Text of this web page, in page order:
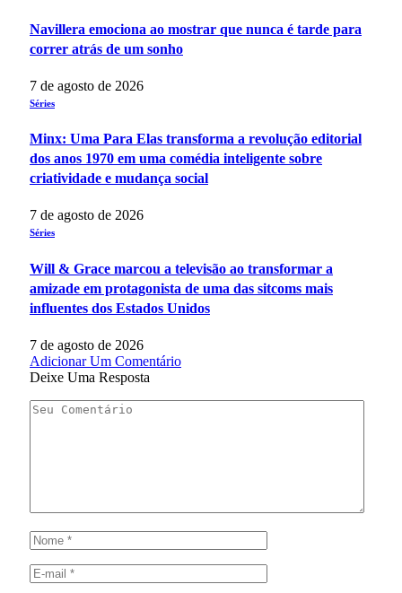
Navillera emociona ao mostrar que nunca é tarde para
correr atrás de um sonho
7 de agosto de 2026
Séries
Minx: Uma Para Elas transforma a revolução editorial
dos anos 1970 em uma comédia inteligente sobre
criatividade e mudança social
7 de agosto de 2026
Séries
Will & Grace marcou a televisão ao transformar a
amizade em protagonista de uma das sitcoms mais
influentes dos Estados Unidos
7 de agosto de 2026
Adicionar Um Comentário
Deixe Uma Resposta